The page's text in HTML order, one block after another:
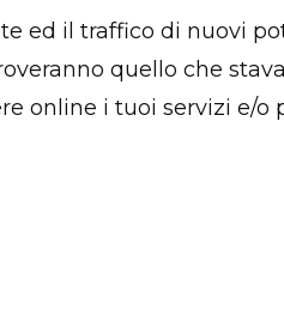
ed il traffico di nuovi
quello che
online i tuoi servizi e/o